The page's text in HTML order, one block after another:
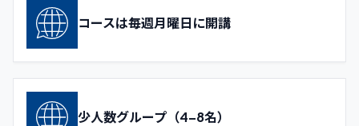
コースは毎週月曜日に開講
少人数グループ（4–8名）